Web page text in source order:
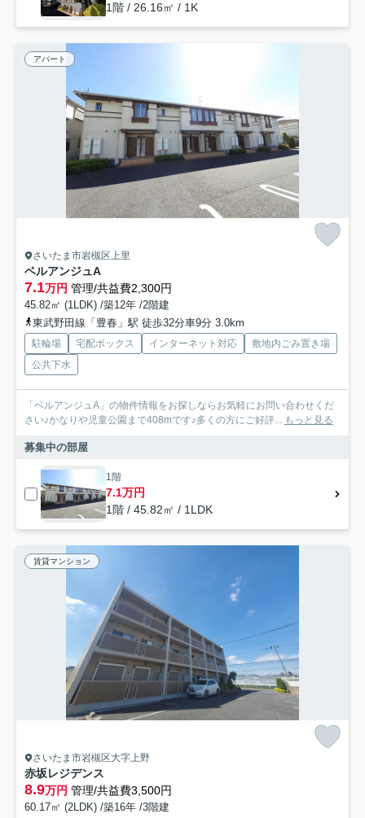
1階 / 26.16㎡ / 1K
アパート
さいたま市岩槻区上里
ベルアンジュA
7.1万円 管理/共益費2,300円
45.82㎡ (1LDK) /築12年 /2階建
東武野田線「豊春」駅 徒歩32分車9分 3.0km
駐輪場 宅配ボックス インターネット対応
敷地内ごみ置き場
公共下水
「ベルアンジュA」の物件情報をお探しならお気軽にお問い合わせくだ
さい♪かなりや児童公園まで408mです♪多くの方にご好評... もっと見る
募集中の部屋
1階
7.1万円
1階 / 45.82㎡ / 1LDK
賃貸マンション
さいたま市岩槻区大字上野
赤坂レジデンス
8.9万円 管理/共益費3,500円
60.17㎡ (2LDK) /築16年 /3階建